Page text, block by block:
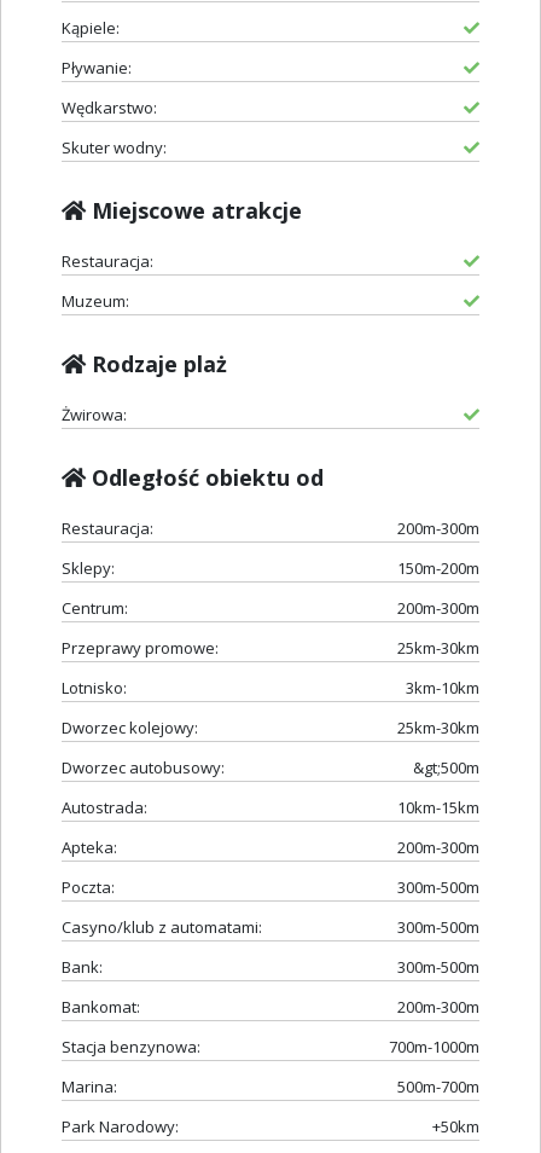
Kąpiele:
Pływanie:
Wędkarstwo:
Skuter wodny:
Miejscowe atrakcje
Restauracja:
Muzeum:
Rodzaje plaż
Żwirowa:
Odległość obiektu od
Restauracja:
200m-300m
Sklepy:
150m-200m
Centrum:
200m-300m
Przeprawy promowe:
25km-30km
Lotnisko:
3km-10km
Dworzec kolejowy:
25km-30km
Dworzec autobusowy:
&gt;500m
Autostrada:
10km-15km
Apteka:
200m-300m
Poczta:
300m-500m
Casyno/klub z automatami:
300m-500m
Bank:
300m-500m
Bankomat:
200m-300m
Stacja benzynowa:
700m-1000m
Marina:
500m-700m
Park Narodowy:
+50km